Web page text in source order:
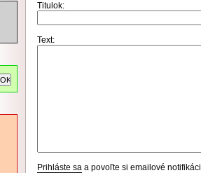
Titulok:
Text:
Prihláste sa a povoľte si emailové